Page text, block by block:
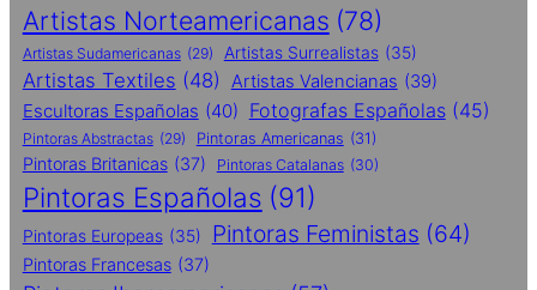
Artistas Norteamericanas (78)
Artistas Sudamericanas (29) Artistas Surrealistas (35)
Artistas Textiles (48) Artistas Valencianas (39)
Escultoras Españolas (40) Fotografas Españolas (45)
Pintoras Abstractas (29) Pintoras Americanas (31)
Pintoras Britanicas (37) Pintoras Catalanas (30)
Pintoras Españolas (91)
Pintoras Europeas (35) Pintoras Feministas (64)
Pintoras Francesas (37)